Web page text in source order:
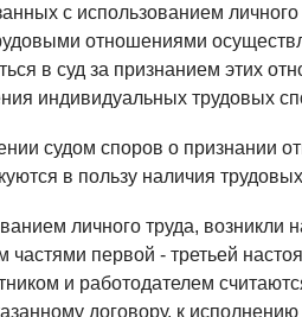
с использованием
отношениями
в суд за признанием этих
индивидуальных трудовых
судом споров о признании
в пользу наличия
личного труда, возникли
частями первой - третьей
и работодателем
договору, к